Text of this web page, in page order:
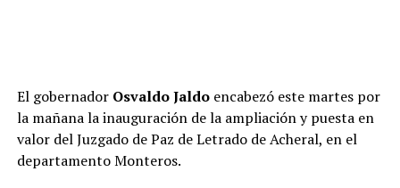
Visita pastoral en la Catedral de San Miguel de
Tucumán
De forma paralela al anuncio internacional, la
El gobernador Osvaldo Jaldoencabezó este martes por
la mañana la inauguración de la ampliación y puesta en
valor del Juzgado de Paz de Letrado de Acheral, en el
departamento Monteros.